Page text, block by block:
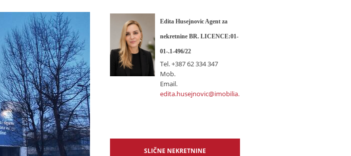
Edita Husejnovic Agent za
nekretnine BR. LICENCE:01-
01-.1-496/22
Tel.+387 62 334 347
Mob.
Email.
edita.husejnovic@imobilia.ba
SLIČNE NEKRETNINE